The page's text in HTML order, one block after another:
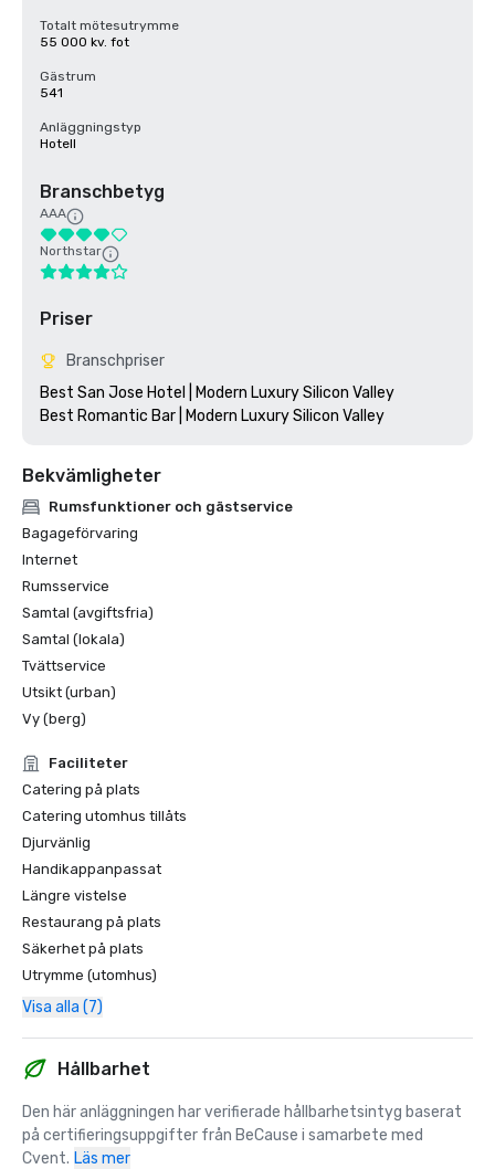
Totalt mötesutrymme
55 000 kv. fot
Gästrum
541
Anläggningstyp
Hotell
Branschbetyg
AAA
Northstar
Priser
Branschpriser
Best San Jose Hotel | Modern Luxury Silicon Valley
Bekvämligheter
Rumsfunktioner och gästservice
Bagageförvaring
Internet
Rumsservice
Samtal (avgiftsfria)
Samtal (lokala)
Tvättservice
Utsikt (urban)
Vy (berg)
Faciliteter
Catering på plats
Catering utomhus tillåts
Djurvänlig
Handikappanpassat
Längre vistelse
Restaurang på plats
Säkerhet på plats
Utrymme (utomhus)
Visa alla (7)
Hållbarhet
Den här anläggningen har verifierade hållbarhetsintyg baserat
på certifieringsuppgifter från BeCause i samarbete med
Cvent. Läs mer